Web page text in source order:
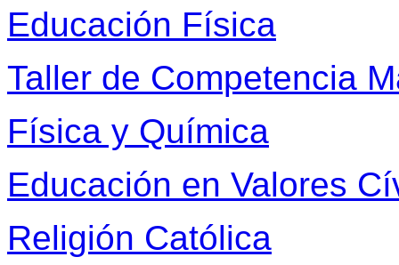
Educación Física
Taller de Competencia
Física y Química
Educación en Valores
Religión Católica